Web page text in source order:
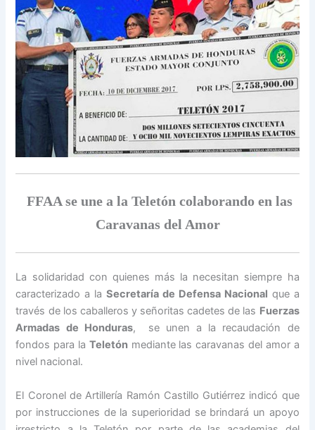
FFAA se une a la Teletón colaborando en las
Caravanas del Amor
La solidaridad con quienes más la necesitan siempre ha
caracterizado a laSecretaría de Defensa Nacional que a
través de los caballeros y señoritas cadetes de las Fuerzas
Armadas de Honduras, se unen a la recaudación de
fondos para la Teletónmediante las caravanas del amor a
nivel nacional.
El Coronel de Artillería Ramón Castillo Gutiérrez indicó que
por instrucciones de la superioridad se brindará un apoyo